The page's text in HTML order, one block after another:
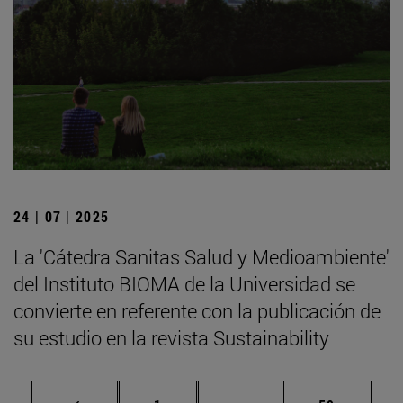
24 | 07 | 2025
La 'Cátedra Sanitas Salud y Medioambiente'
del Instituto BIOMA de la Universidad se
convierte en referente con la publicación de
su estudio en la revista Sustainability